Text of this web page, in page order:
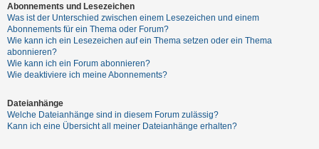
u
c
h
e
F
A
Abonnements und Lesezeichen
Was ist der Unterschied zwischen einem Lesezeichen und einem
Abonnements für ein Thema oder Forum?
Wie kann ich ein Lesezeichen auf ein Thema setzen oder ein Thema
abonnieren?
Wie kann ich ein Forum abonnieren?
Wie deaktiviere ich meine Abonnements?
Dateianhänge
Welche Dateianhänge sind in diesem Forum zulässig?
Kann ich eine Übersicht all meiner Dateianhänge erhalten?